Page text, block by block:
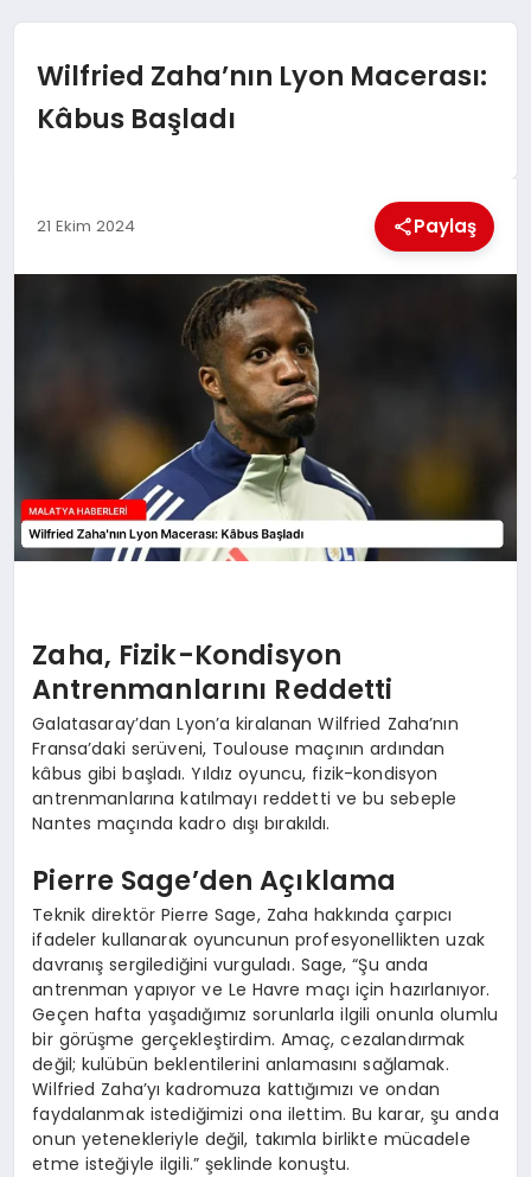
DÜNYA
EKONOMI
SPOR
Wilfried Zaha’nın Lyon Macerası:
Kâbus Başladı
21 Ekim 2024 Paylaş
Zaha, Fizik-Kondisyon
Antrenmanlarını Reddetti
Galatasaray’dan Lyon’a kiralanan Wilfried Zaha’nın
Fransa’daki serüveni, Toulouse maçının ardından
kâbus gibi başladı. Yıldız oyuncu, fizik-kondisyon
antrenmanlarına katılmayı reddetti ve bu sebeple
Nantes maçında kadro dışı bırakıldı.
Pierre Sage’den Açıklama
Teknik direktör Pierre Sage, Zaha hakkında çarpıcı
ifadeler kullanarak oyuncunun profesyonellikten uzak
davranış sergilediğini vurguladı. Sage, “Şu anda
antrenman yapıyor ve Le Havre maçı için hazırlanıyor.
Geçen hafta yaşadığımız sorunlarla ilgili onunla olumlu
bir görüşme gerçekleştirdim. Amaç, cezalandırmak
değil; kulübün beklentilerini anlamasını sağlamak.
Wilfried Zaha’yı kadromuza kattığımızı ve ondan
faydalanmak istediğimizi ona ilettim. Bu karar, şu anda
onun yetenekleriyle değil, takımla birlikte mücadele
etme isteğiyle ilgili.” şeklinde konuştu.